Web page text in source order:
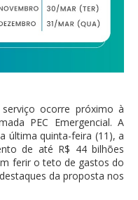
ocorre próximo à
PEC Emergencial. A
última quinta-feira (11), a
de até R$ 44 bilhões
ferir o teto de gastos do
da proposta nos